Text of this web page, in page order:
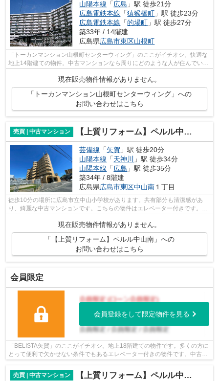
山陽本線 「広島 」駅 徒歩21分
広島電鉄本線 「猿猴橋町 」駅 徒歩23分
広島電鉄本線 「的場町 」駅 徒歩27分
築33年 / 14階建
広島県広島市東区山根町
「トーカンマンション山根町センターウィング」のここがイチオシ。快適な
地上14階建ての物件。中古マンションなら周りにどのような人が住んでいる
かも知ることができます。エレベータ...
現在販売物件情報がありません。
「トーカンマンション山根町センターウィング」への
お問い合わせはこちら
売買 | 中古マンション 【上質リフォーム】ペルル中山南
芸備線 「矢賀 」駅 徒歩20分
山陽本線 「天神川
」駅 徒歩34分
山陽本線 「広島 」駅 徒歩35分
築34年 / 8階建
広島県広島市東区中山南 １丁目
徒歩10分の場所に広島市立中山小学校があります。共有部分も清潔感があ
り、綺麗な中古マンションです。こちらの物件はエレベーター付きです。不
現在販売物件情報がありません。
「【上質リフォーム】ペルル中山南」への
お問い合わせはこちら
会員限定
会員登録をして限定物件を見る
「BELISTA矢賀」のここがイチオシ。地上18階建ての物件です。多くの方に
とって便利で欠かせない条件でもあるエレベーター付きの物件です。中古で
売買 | 中古マンション
【上質リフォーム】ペルル中山南参番館